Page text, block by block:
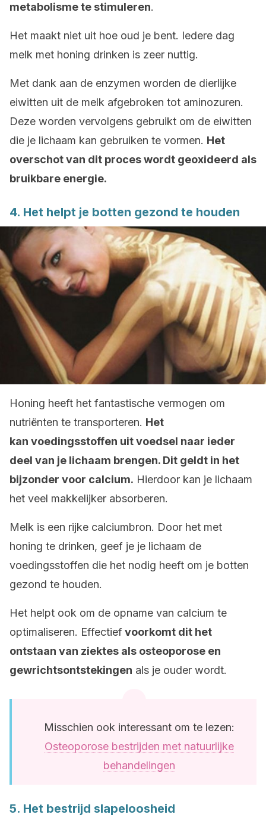
metabolisme te stimuleren.
Het maakt niet uit hoe oud je bent. Iedere dag
melk met honing drinken is zeer nuttig.
Met dank aan de enzymen worden de dierlijke
eiwitten uit de melk afgebroken tot aminozuren.
Deze worden vervolgens gebruikt om de eiwitten
die je lichaam kan gebruiken te vormen. Het
overschot van dit proces wordt geoxideerd als
bruikbare energie.
4. Het helpt je botten gezond te houden
Honing heeft het fantastische vermogen om
nutriënten te transporteren. Het
kan voedingsstoffen uit voedsel naar ieder
deel van je lichaam brengen. Dit geldt in het
bijzonder voor calcium. Hierdoor kan je lichaam
het veel makkelijker absorberen.
Melk is een rijke calciumbron. Door het met
honing te drinken, geef je je lichaam de
voedingsstoffen die het nodig heeft om je botten
gezond te houden.
Het helpt ook om de opname van calcium te
optimaliseren. Effectief voorkomt dit het
ontstaan van ziektes als osteoporose en
gewrichtsontstekingen als je ouder wordt.
Misschien ook interessant om te lezen:
Osteoporose bestrijden met natuurlijke
behandelingen
5. Het bestrijd slapeloosheid